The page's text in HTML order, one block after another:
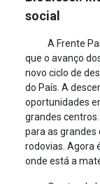
social
A Frente
que o avanço
novo ciclo de
do País. A
oportunidades
grandes
para as grandes
rodovias. Agora
onde está a